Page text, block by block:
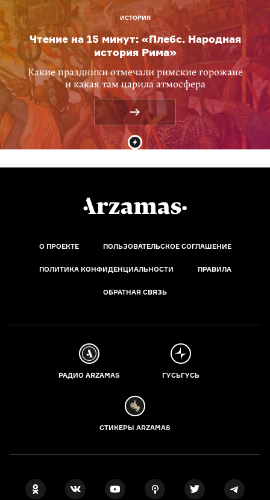
ИСТОРИЯ
Чтение на 15 минут: «Плебс. Народная
история Рима»
Какие праздники отмечали римские горожане
и какая там царила атмосфера
О ПРОЕКТЕ ПОЛЬЗОВАТЕЛЬСКОЕ СОГЛАШЕНИЕ
ПОЛИТИКА КОНФИДЕНЦИАЛЬНОСТИ ПРАВИЛА
ОБРАТНАЯ СВЯЗЬ
РАДИО ARZAMAS ГУСЬГУСЬ
СТИКЕРЫ ARZAMAS